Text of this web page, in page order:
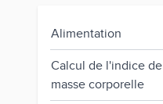
Alimentation
Calcul de l'indice de
masse corporelle